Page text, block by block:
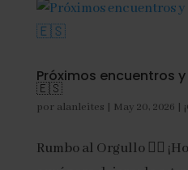
Próximos encuentros y
🇪🇸
por alanleites | May 20, 2026 |
Rumbo al Orgullo 🏳️‍🌈